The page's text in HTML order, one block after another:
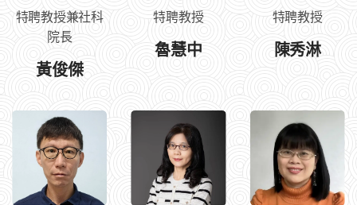
特聘教授兼社科
院長
黃俊傑
特聘教授
魯慧中
特聘教授
陳秀淋